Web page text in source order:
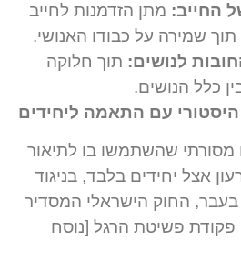
החייב: מתן הזדמנות לחייב
שמירה על כבודו האנושי.
לנושים: תוך חלוקה
כלל הנושים.
עם התאמה ליחידים
מסורתי שהשתמשו בו לתיאור
אצל יחידים בלבד, בניגוד
בעבר, החוק הישראלי המסדיר
פשיטת הרגל [נוסח